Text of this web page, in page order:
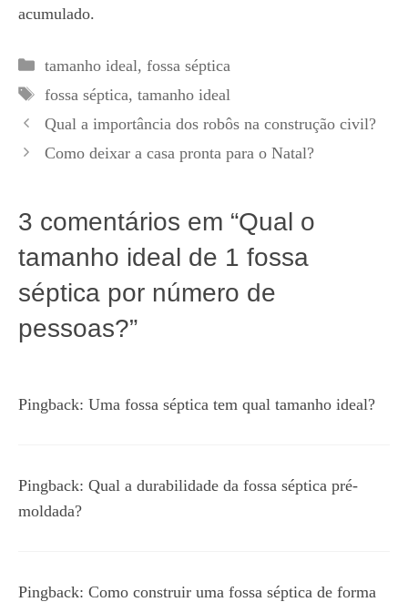
acumulado.
Categorias
tamanho ideal, fossa séptica
Tags
fossa séptica, tamanho ideal
Qual a importância dos robôs na construção civil?
Como deixar a casa pronta para o Natal?
3 comentários em “Qual o
tamanho ideal de 1 fossa
séptica por número de
pessoas?”
Pingback: Uma fossa séptica tem qual tamanho ideal?
Pingback: Qual a durabilidade da fossa séptica pré-
moldada?
Pingback: Como construir uma fossa séptica de forma